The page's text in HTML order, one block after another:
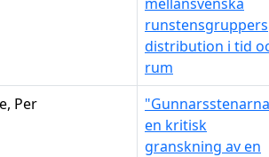
runstensgruppers
distribution i tid
rum
Per
en kritisk
granskning av en